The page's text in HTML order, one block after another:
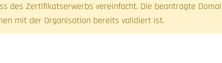
des Zertifikatserwerbs vereinfacht. Die beantragte
mit der Organisation bereits validiert ist.